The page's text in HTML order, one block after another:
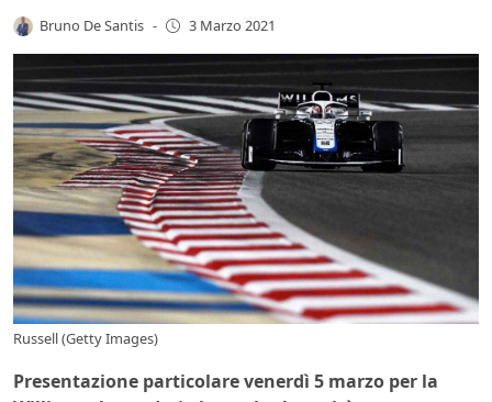
Bruno De Santis - 3 Marzo 2021
Russell (Getty Images)
Presentazione particolare venerdì 5 marzo per la